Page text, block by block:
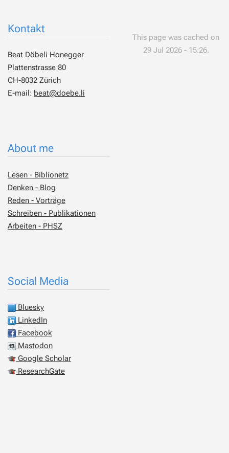
Kontakt
Beat Döbeli Honegger
Plattenstrasse 80
CH-8032 Zürich
E-mail: beat@doebe.li
About me
Lesen - Biblionetz
Denken - Blog
Reden - Vorträge
Schreiben - Publikationen
Arbeiten - PHSZ
Social Media
Bluesky
LinkedIn
Facebook
Mastodon
Google Scholar
ResearchGate
This page was cached on
29 Jul 2026 - 15:26.